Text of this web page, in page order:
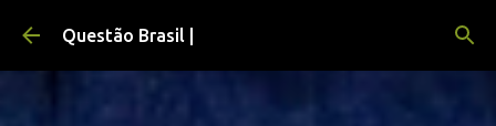
Pular para o conteúdo principal
Questão Brasil |